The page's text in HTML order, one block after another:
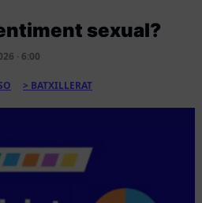
sexual?
· 6:00
BATXILLERAT